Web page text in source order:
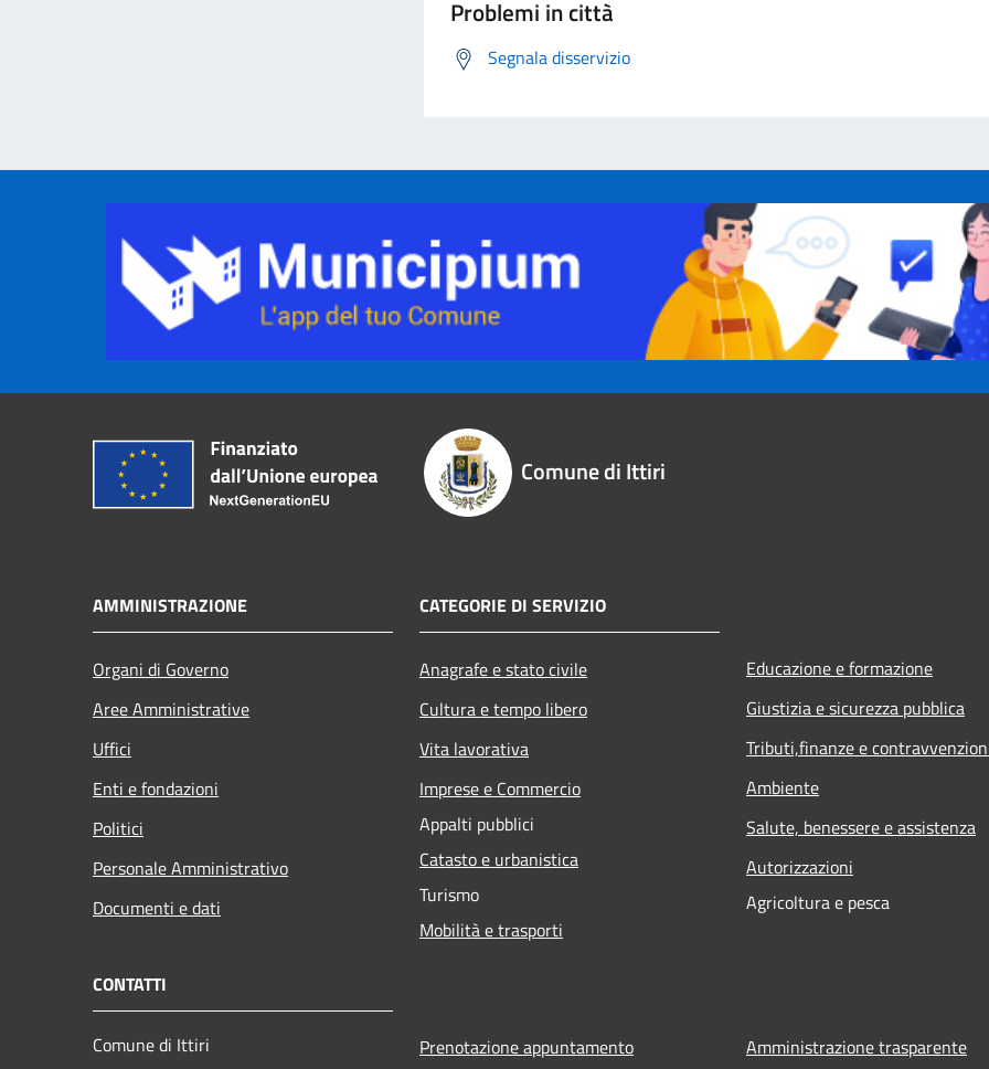
Problemi in città
Segnala disservizio
Comune di Ittiri
AMMINISTRAZIONE
Organi di Governo
Aree Amministrative
Uffici
Enti e fondazioni
Politici
Personale Amministrativo
Documenti e dati
CATEGORIE DI SERVIZIO
Anagrafe e stato civile
Cultura e tempo libero
Vita lavorativa
Imprese e Commercio
Appalti pubblici
Catasto e urbanistica
Turismo
Mobilità e trasporti
Educazione e formazione
Giustizia e sicurezza pubblica
Tributi,finanze e
Ambiente
Salute, benessere e assistenza
Autorizzazioni
Agricoltura e pesca
CONTATTI
Comune di Ittiri
Prenotazione appuntamento Amministrazione trasparente